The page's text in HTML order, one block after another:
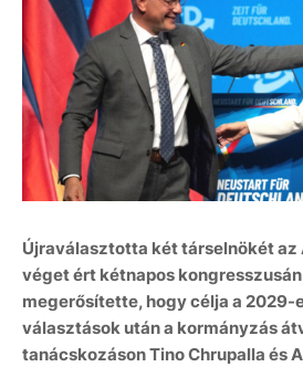
Újraválasztotta két társelnökét az
véget ért kétnapos
megerősítette, hogy célja a 2029-
választások után a kormányzás
tanácskozáson Tino Chrupalla és